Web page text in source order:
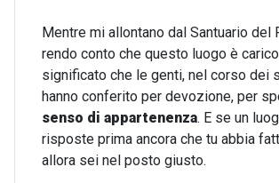
Mentre mi allontano dal Santuario del
rendo conto che questo luogo è
significato che le genti, nel corso dei
hanno conferito per devozione, per
senso di appartenenza. E se un
risposte prima ancora che tu abbia
allora sei nel posto giusto.